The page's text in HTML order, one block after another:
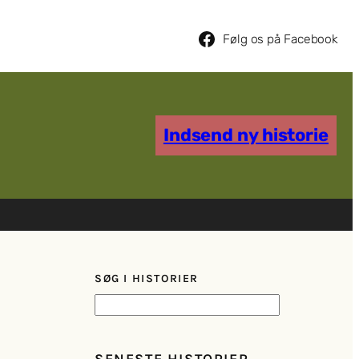
Følg os på Facebook
Indsend ny historie
SØG I HISTORIER
S
ø